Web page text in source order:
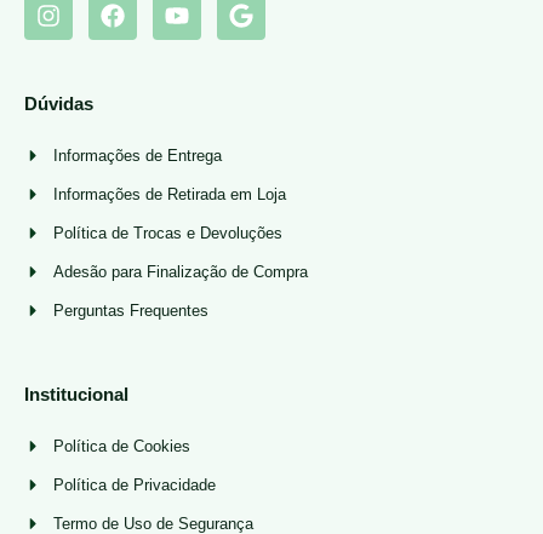
Dúvidas
Informações de Entrega
Informações de Retirada em Loja
Política de Trocas e Devoluções
Adesão para Finalização de Compra
Perguntas Frequentes
Institucional
Política de Cookies
Política de Privacidade
Termo de Uso de Segurança